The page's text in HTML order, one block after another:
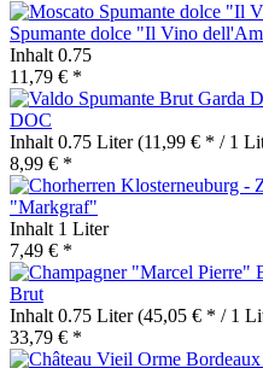
Spumante dolce "Il Vino
Inhalt 0.75
11,79 € *
DOC
Inhalt 0.75 Liter(11,99 € * / 1
8,99 € *
"Markgraf"
Inhalt 1 Liter
7,49 € *
Brut
Inhalt 0.75 Liter(45,05 € * / 1
33,79 € *